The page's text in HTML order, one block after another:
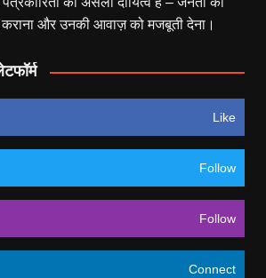
कराना और उनकी आवाज़ को मजबूती देना।
Like
Follow
Follow
Connect